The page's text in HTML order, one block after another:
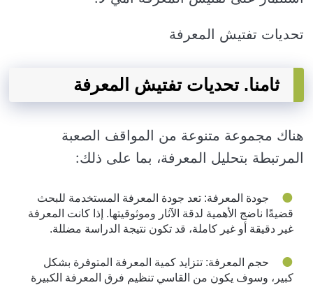
تحديات تفتيش المعرفة
ثامنا. تحديات تفتيش المعرفة
هناك مجموعة متنوعة من المواقف الصعبة
المرتبطة بتحليل المعرفة، بما على ذلك:
جودة المعرفة: تعد جودة المعرفة المستخدمة للبحث
قضيةًا ناضج الأهمية لدقة الآثار وموثوقيتها. إذا كانت المعرفة
غير دقيقة أو غير كاملة، قد تكون نتيجة الدراسة مضللة.
حجم المعرفة: تتزايد كمية المعرفة المتوفرة بشكل
كبير، وسوف يكون من القاسي تنظيم فرق المعرفة الكبيرة